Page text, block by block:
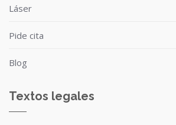
Láser
Pide cita
Blog
Textos legales